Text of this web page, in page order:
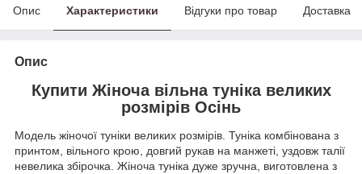
Опис Характеристики Відгуки про товар Доставка
Опис
Купити Жіноча вільна туніка великих
розмірів Осінь
Модель жіночої туніки великих розмірів. Туніка комбінована з
принтом, вільного крою, довгий рукав на манжеті, уздовж талії
невелика збірочка. Жіноча туніка дуже зручна, виготовлена з